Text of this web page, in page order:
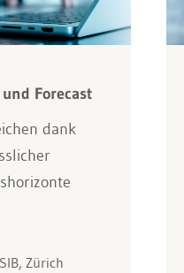
Forecast
dank
Zürich